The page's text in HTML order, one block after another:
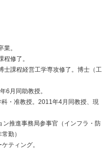
。
修了。
士課程経営工学専攻修了。博士（工
6月同助教授。
・准教授。2011年4月同教授、現
推進事務局参事官（インフラ・防
勤）
ティング。